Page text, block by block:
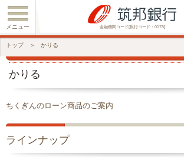
金融機関コード[銀行コード：0178]
メニュー
トップ ＞ かりる
かりる
ちくぎんのローン商品のご案内
ラインナップ